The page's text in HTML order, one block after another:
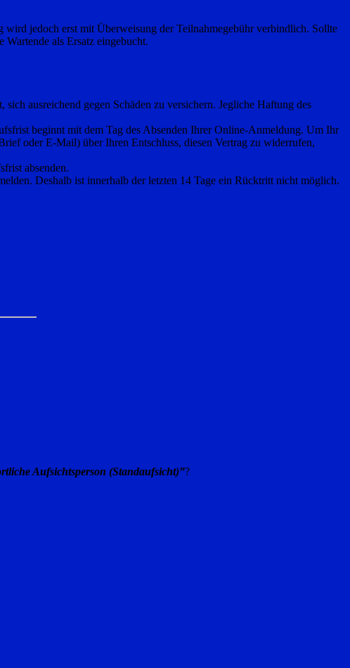
jedoch erst mit Überweisung der Teilnahmegebühr verbindlich. Sollte
Wartende als Ersatz eingebucht.
ausreichend gegen Schäden zu versichern. Jegliche Haftung des
beginnt mit dem Tag des Absenden Ihrer Online-Anmeldung. Um Ihr
oder E-Mail) über Ihren Entschluss, diesen Vertrag zu widerrufen,
absenden.
Deshalb ist innerhalb der letzten 14 Tage ein Rücktritt nicht möglich.
Aufsichtsperson (Standaufsicht)”?